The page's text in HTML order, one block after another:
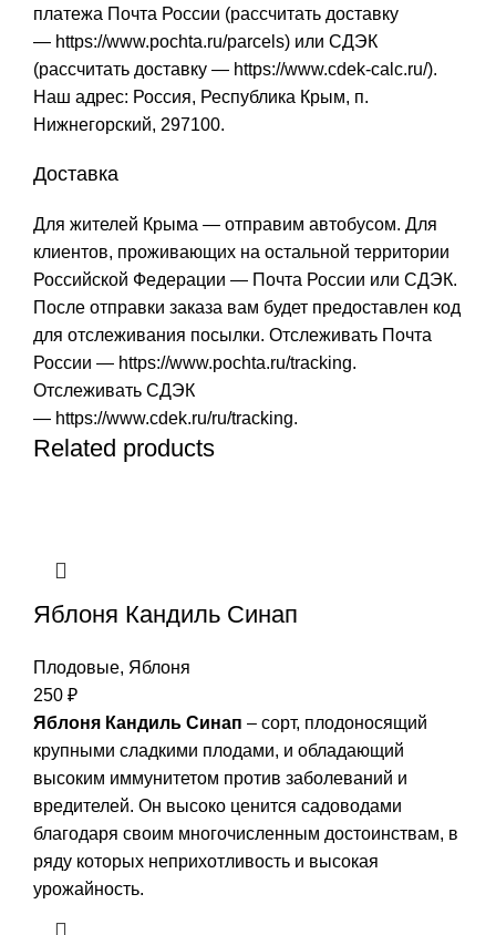
платежа Почта России (рассчитать доставку
— https://www.pochta.ru/parcels) или СДЭК
(рассчитать доставку — https://www.cdek-calc.ru/).
Наш адрес: Россия, Республика Крым, п.
Нижнегорский, 297100.
Доставка
Для жителей Крыма — отправим автобусом. Для
клиентов, проживающих на остальной территории
Российской Федерации — Почта России или СДЭК.
После отправки заказа вам будет предоставлен код
для отслеживания посылки. Отслеживать Почта
России — https://www.pochta.ru/tracking.
Отслеживать СДЭК
— https://www.cdek.ru/ru/tracking.
Related products
Яблоня Кандиль Синап
Плодовые, Яблоня
250 ₽
Яблоня Кандиль Синап – сорт, плодоносящий
крупными сладкими плодами, и обладающий
высоким иммунитетом против заболеваний и
вредителей. Он высоко ценится садоводами
благодаря своим многочисленным достоинствам, в
ряду которых неприхотливость и высокая
урожайность.